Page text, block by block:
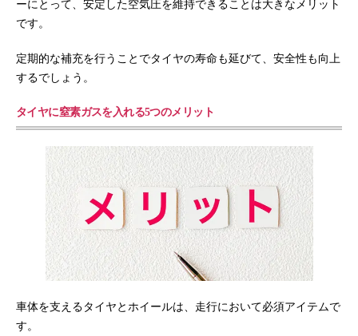
ーにとって、安定した空気圧を維持できることは大きなメリット
です。
定期的な補充を行うことでタイヤの寿命も延びて、安全性も向上
するでしょう。
タイヤに窒素ガスを入れる5つのメリット
車体を支えるタイヤとホイールは、走行において必須アイテムで
す。